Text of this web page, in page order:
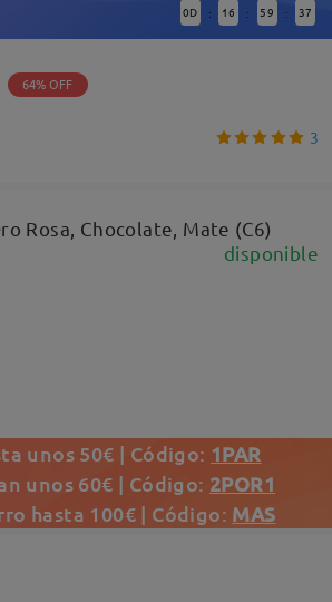
0D : 16 : 59 : 36
64% OFF
3
Rosa, Chocolate, Mate (C6)
disponible
unos 50€ | Código: 1PAR
unos 60€ | Código: 2POR1
hasta 100€ | Código: MAS